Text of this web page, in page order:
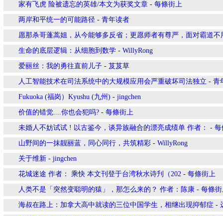
家有飞虎 险被遗忘的英雄/本文为获奖文章 - 每條街上
两岸和平统一的可能路径 - 青年读者
愿那杀哥蓬蒿姐，从今能够多反省；更愿师者有尊严，面对霸道不
生命的底层逻辑：从细胞到数学 - WillyRong
爱丽丝：我的勇往直前儿子 - 芨芨草
人工智能技术在司法系统中的大规模应用会严重破坏司法独立 - 青
Fukuoka (福岗）Kyushu (九州) - jingchen
价值的错觉....你也会犯吗? - 每條街上
未婚人不妨试试 ! 以古鉴今，谈异族融合的漂亮成绩单 作者： - 每
山野间的一抹靓丽蓝，同心同行，共筑精彩 - WillyRong
关于维新 - jingchen
花城迷途 作者： 乘快 本文刊登于台湾秋水诗刋（202 - 每條街上
人类不是「突然变聪明的猿」，那怎么来的？ 作者：陈康 - 每條
海叔在路上：加拿大高中就读的三位中国学生，相继出现抑郁症 -